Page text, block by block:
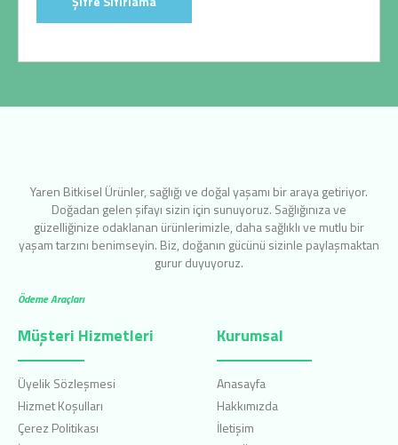
Yaren Bitkisel Ürünler, sağlığı ve doğal yaşamı bir araya getiriyor.
Doğadan gelen şifayı sizin için sunuyoruz. Sağlığınıza ve
güzelliğinize odaklanan ürünlerimizle, daha sağlıklı ve mutlu bir
yaşam tarzını benimseyin. Biz, doğanın gücünü sizinle paylaşmaktan
gurur duyuyoruz.
Ödeme Araçları
Müşteri Hizmetleri
Üyelik Sözleşmesi
Hizmet Koşulları
Çerez Politikası
Kurumsal
Anasayfa
Hakkımızda
İletişim